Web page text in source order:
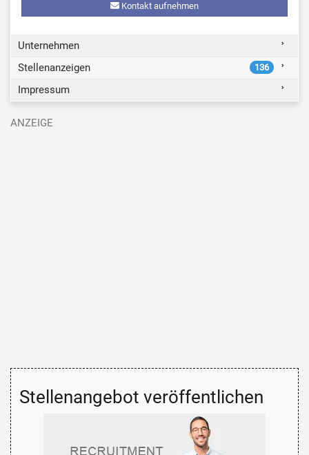
Kontakt aufnehmen
Unternehmen
Stellenanzeigen
136
Impressum
Stellenangebot veröffentlichen